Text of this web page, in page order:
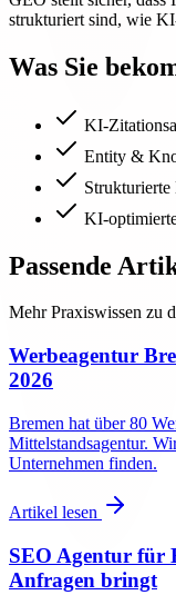
strukturiert sind, wie
Was Sie
KI-
Entity &
KI-
Passende
Mehr Praxiswissen zu
Werbeagentur
2026
Bremen hat über 80
Mittelstandsagentur.
Unternehmen finden.
Artikel lesen
SEO Agentur für
Anfragen bringt